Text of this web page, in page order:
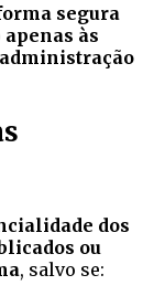
segura
apenas às
dos
ou
, salvo se: